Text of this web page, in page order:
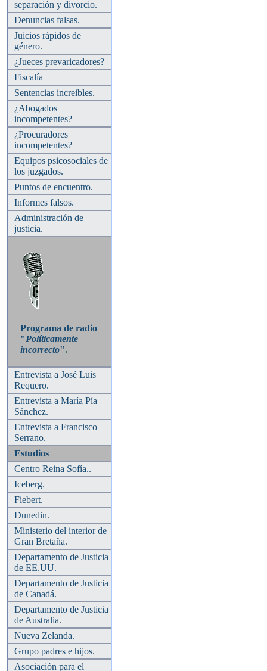
separación y divorcio.
Denuncias falsas.
Juicios rápidos de
género.
¿Jueces prevaricadores?
Fiscalía
Sentencias increibles.
¿Abogados
incompetentes?
¿Procuradores
incompetentes?
Equipos psicosociales de
los juzgados.
Puntos de encuentro.
Informes falsos.
Administración de
justicia.
Programa de radio
"Políticamente
incorrecto".
Entrevista a José Luis
Requero.
Entrevista a María Pía
Sánchez.
Entrevista a Francisco
Serrano.
Estudios
Centro Reina Sofía..
Iceberg.
Fiebert.
Dunedin.
Ministerio del interior de
Gran Bretaña.
Departamento de Justicia
de EE.UU.
Departamento de Justicia
de Canadá.
Departamento de Justicia
de Australia.
Nueva Zelanda.
Grupo padres e hijos.
Asociación para el